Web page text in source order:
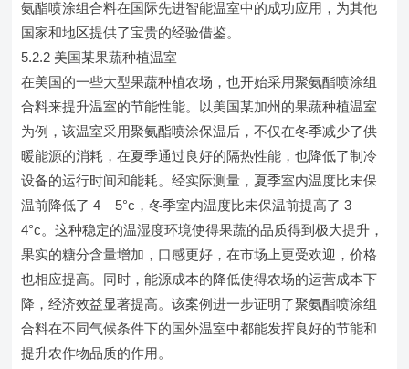
氨酯喷涂组合料在国际先进智能温室中的成功应用，为其他
国家和地区提供了宝贵的经验借鉴。
5.2.2 美国某果蔬种植温室
在美国的一些大型果蔬种植农场，也开始采用聚氨酯喷涂组
合料来提升温室的节能性能。以美国某加州的果蔬种植温室
为例，该温室采用聚氨酯喷涂保温后，不仅在冬季减少了供
暖能源的消耗，在夏季通过良好的隔热性能，也降低了制冷
设备的运行时间和能耗。经实际测量，夏季室内温度比未保
温前降低了 4 – 5°c，冬季室内温度比未保温前提高了 3 –
4°c。这种稳定的温湿度环境使得果蔬的品质得到极大提升，
果实的糖分含量增加，口感更好，在市场上更受欢迎，价格
也相应提高。同时，能源成本的降低使得农场的运营成本下
降，经济效益显著提高。该案例进一步证明了聚氨酯喷涂组
合料在不同气候条件下的国外温室中都能发挥良好的节能和
提升农作物品质的作用。